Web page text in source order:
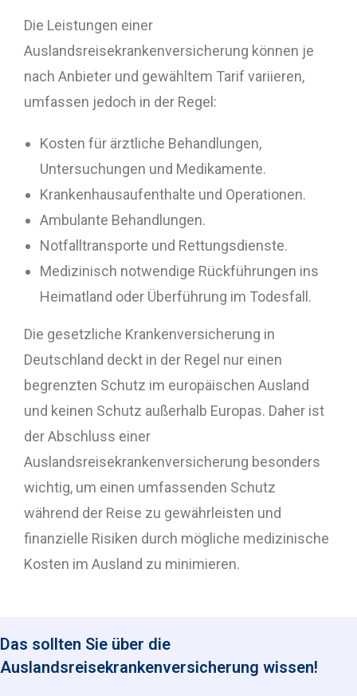
Die Leistungen einer
Auslandsreisekrankenversicherung können je
nach Anbieter und gewähltem Tarif variieren,
umfassen jedoch in der Regel:
Kosten für ärztliche Behandlungen,
Untersuchungen und Medikamente.
Krankenhausaufenthalte und Operationen.
Ambulante Behandlungen.
Notfalltransporte und Rettungsdienste.
Medizinisch notwendige Rückführungen ins
Heimatland oder Überführung im Todesfall.
Die gesetzliche Krankenversicherung in
Deutschland deckt in der Regel nur einen
begrenzten Schutz im europäischen Ausland
und keinen Schutz außerhalb Europas. Daher ist
der Abschluss einer
Auslandsreisekrankenversicherung besonders
wichtig, um einen umfassenden Schutz
während der Reise zu gewährleisten und
finanzielle Risiken durch mögliche medizinische
Kosten im Ausland zu minimieren.
Das sollten Sie über die
Auslandsreisekrankenversicherung wissen!